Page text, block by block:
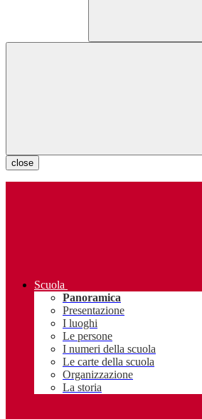
close
Scuola
Panoramica
Presentazione
I luoghi
Le persone
I numeri della scuola
Le carte della scuola
Organizzazione
La storia